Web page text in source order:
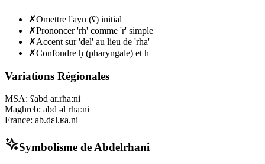
✗Omettre l'ayn (ʕ) initial
✗Prononcer 'rh' comme 'r' simple
✗Accent sur 'del' au lieu de 'rha'
✗Confondre ḥ (pharyngale) et h
Variations Régionales
MSA: ʕabd ar.rħaːni
Maghreb: abd əl rħaːni
France: ab.dɛl.ʁa.ni
Symbolisme de Abdelrhani